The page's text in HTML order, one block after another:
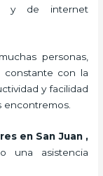
y de internet
personas,
constante con la
y facilidad
encontremos.
en San Juan ,
una asistencia